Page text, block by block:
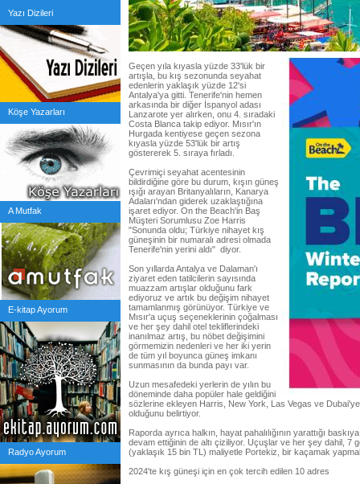
Yazı Dizileri
Köşe Yazarları
A Mutfak
E-kitap Ayorum
Radyo Ayorum
Geçen yıla kıyasla yüzde 33'lük bir
artışla, bu kış sezonunda seyahat
edenlerin yaklaşık yüzde 12'si
Antalya'ya gitti. Tenerife'nin hemen
arkasında bir diğer İspanyol adası
Lanzarote yer alırken, onu 4. sıradaki
Costa Blanca takip ediyor. Mısır'ın
Hurgada kentiyese geçen sezona
kıyasla yüzde 53'lük bir artış
göstererek 5. sıraya fırladı.
Çevrimiçi seyahat acentesinin
bildirdiğine göre bu durum, kışın güneş
ışığı arayan Britanyalıların, Kanarya
Adaları'ndan giderek uzaklaştığına
işaret ediyor. On the Beach'in Baş
Müşteri Sorumlusu Zoe Harris
"Sonunda oldu; Türkiye nihayet kış
güneşinin bir numaralı adresi olmada
Tenerife'nin yerini aldı" diyor.
Son yıllarda Antalya ve Dalaman'ı
ziyaret eden tatilcilerin sayısında
muazzam artışlar olduğunu fark
ediyoruz ve artık bu değişim nihayet
tamamlanmış görünüyor. Türkiye ve
Mısır'a uçuş seçeneklerinin çoğalması
ve her şey dahil otel tekliflerindeki
inanılmaz artış, bu nöbet değişimini
görmemizin nedenleri ve her iki yerin
de tüm yıl boyunca güneş imkanı
sunmasının da bunda payı var.
Uzun mesafedeki yerlerin de yılın bu
döneminde daha popüler hale geldiğini
sözlerine ekleyen Harris, New York, Las Vegas ve
olduğunu belirtiyor.
Raporda ayrıca halkın, hayat pahalılığının yarattığı
devam ettiğinin de altı çiziliyor. Uçuşlar ve her şey dahil, 7
(yaklaşık 15 bin TL) maliyetle Portekiz, bir kaçamak
2024'te kış güneşi için en çok tercih edilen 10 adres